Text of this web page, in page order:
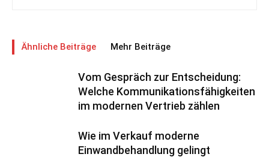
Ähnliche Beiträge Mehr Beiträge
Vom Gespräch zur Entscheidung:
Welche Kommunikationsfähigkeiten
im modernen Vertrieb zählen
Wie im Verkauf moderne
Einwandbehandlung gelingt